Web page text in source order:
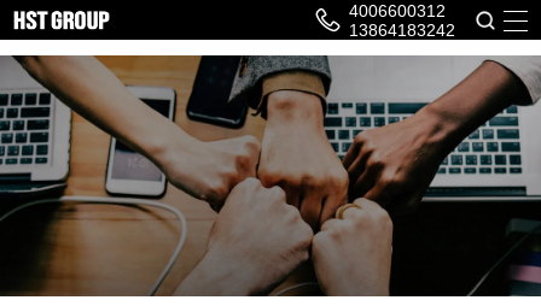
4006600312
13864183242